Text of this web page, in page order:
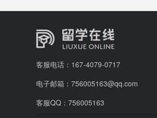
客服电话：167-4079-0717
电子邮箱：756005163@qq.com
客服QQ：756005163